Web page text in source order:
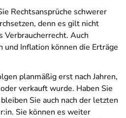
Rechtsansprüche schwerer
denn es gilt nicht
Verbraucherrecht. Auch
und Inflation können die Erträge
planmäßig erst nach Jahren,
verkauft wurde. Haben Sie
Sie auch nach der letzten
Sie können es weiter